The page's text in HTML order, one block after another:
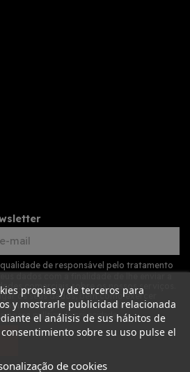
qualidade de responsável pelo tratamento
comerciais sobre os nossos serviços.
os seus dados, bem como exercer
as informações adicionais detalhadas
nossa política de privacidade
propias y de terceros para
y mostrarle publicidad relacionada
el análisis de sus hábitos de
sobre su uso pulse el
de cookies